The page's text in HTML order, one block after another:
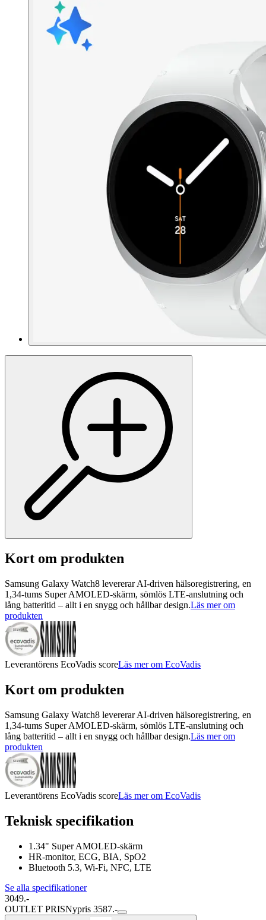
Kort om produkten
Samsung Galaxy Watch8 levererar AI-driven hälsoregistrering, en
1,34-tums Super AMOLED-skärm, sömlös LTE-anslutning och
lång batteritid – allt i en snygg och hållbar design.Läs mer om
produkten
Leverantörens EcoVadis scoreLäs mer om EcoVadis
Kort om produkten
Samsung Galaxy Watch8 levererar AI-driven hälsoregistrering, en
1,34-tums Super AMOLED-skärm, sömlös LTE-anslutning och
lång batteritid – allt i en snygg och hållbar design.Läs mer om
produkten
Leverantörens EcoVadis scoreLäs mer om EcoVadis
Teknisk specifikation
1.34" Super AMOLED-skärm
HR-monitor, ECG, BIA, SpO2
Bluetooth 5.3, Wi-Fi, NFC, LTE
Se alla specifikationer
3049.-
OUTLET PRISNypris 3587.-